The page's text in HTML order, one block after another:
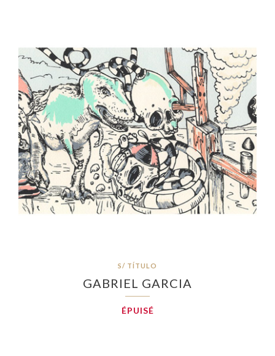
S/ TÍTULO
GABRIEL GARCIA
ÉPUISÉ